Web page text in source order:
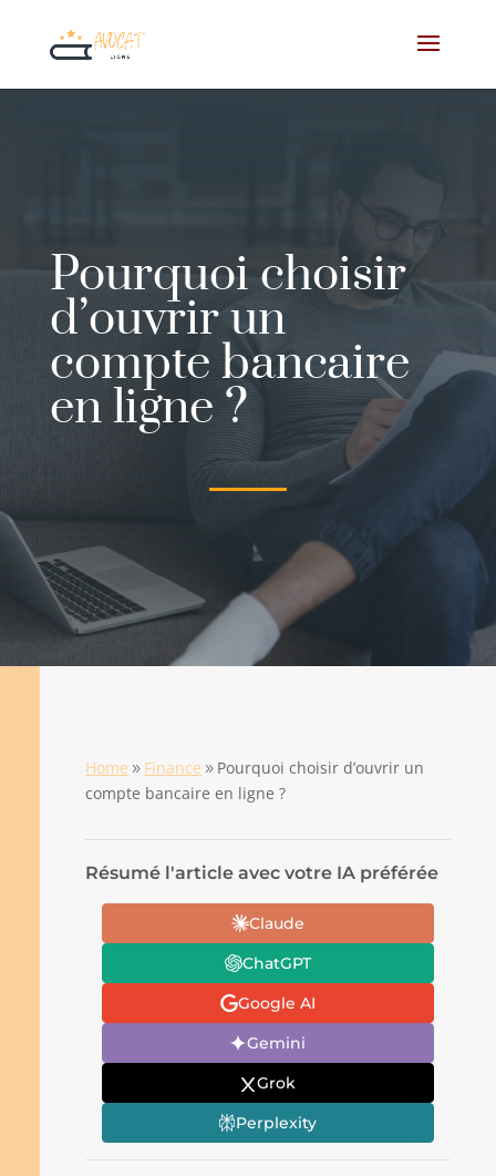
Pourquoi choisir
d’ouvrir un
compte bancaire
en ligne ?
Home 9 Finance 9 Pourquoi choisir d’ouvrir un
compte bancaire en ligne ?
Résumé l'article avec votre IA préférée
Claude
ChatGPT
Google AI
Gemini
Grok
Perplexity